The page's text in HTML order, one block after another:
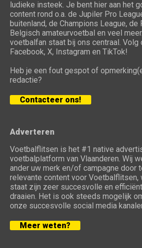
ludieke insteek. Je bent hier aan het
content rond o.a. de Jupiler Pro
buitenland, de Champions League, de
Belgisch amateurvoetbal en veel
voetbalfan staat bij ons centraal. Volg
Facebook, X, Instagram en TikTok!
Heb je een fout gespot of
redactie?
Contacteer ons!
Adverteren
Voetbalflitsen is het #1 native
voetbalplatform van Vlaanderen. Wij
ander uw merk en/of campagne door
relevante content voor Voetbalflitsen,
staat zijn zeer succesvolle en
draaien. Het is ook steeds mogelijk
onze succesvolle social media
Meer weten?